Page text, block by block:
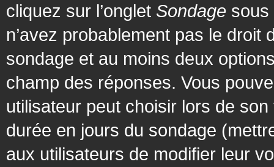
cliquez sur l’onglet Sondage sous
n’avez probablement pas le
sondage et au moins deux
champ des réponses. Vous
utilisateur peut choisir lors de
durée en jours du sondage
aux utilisateurs de modifier leur